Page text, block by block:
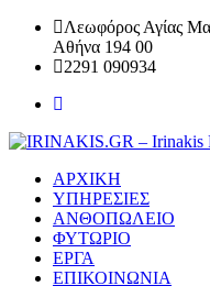
Λεωφόρος Αγίας
Αθήνα 194 00
2291 090934
ΑΡΧΙΚΗ
ΥΠΗΡΕΣΙΕΣ
ΑΝΘΟΠΩΛΕΙΟ
ΦΥΤΩΡΙΟ
ΕΡΓΑ
ΕΠΙΚΟΙΝΩΝΙΑ